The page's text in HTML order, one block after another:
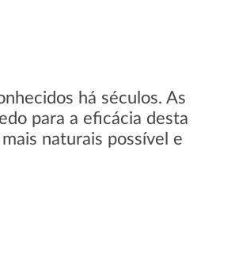
há séculos. As
para a eficácia desta
naturais possível e